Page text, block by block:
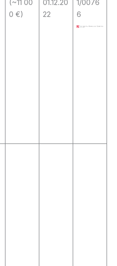
(~11 00
0 €)
01.12.20
22
1/0076
6